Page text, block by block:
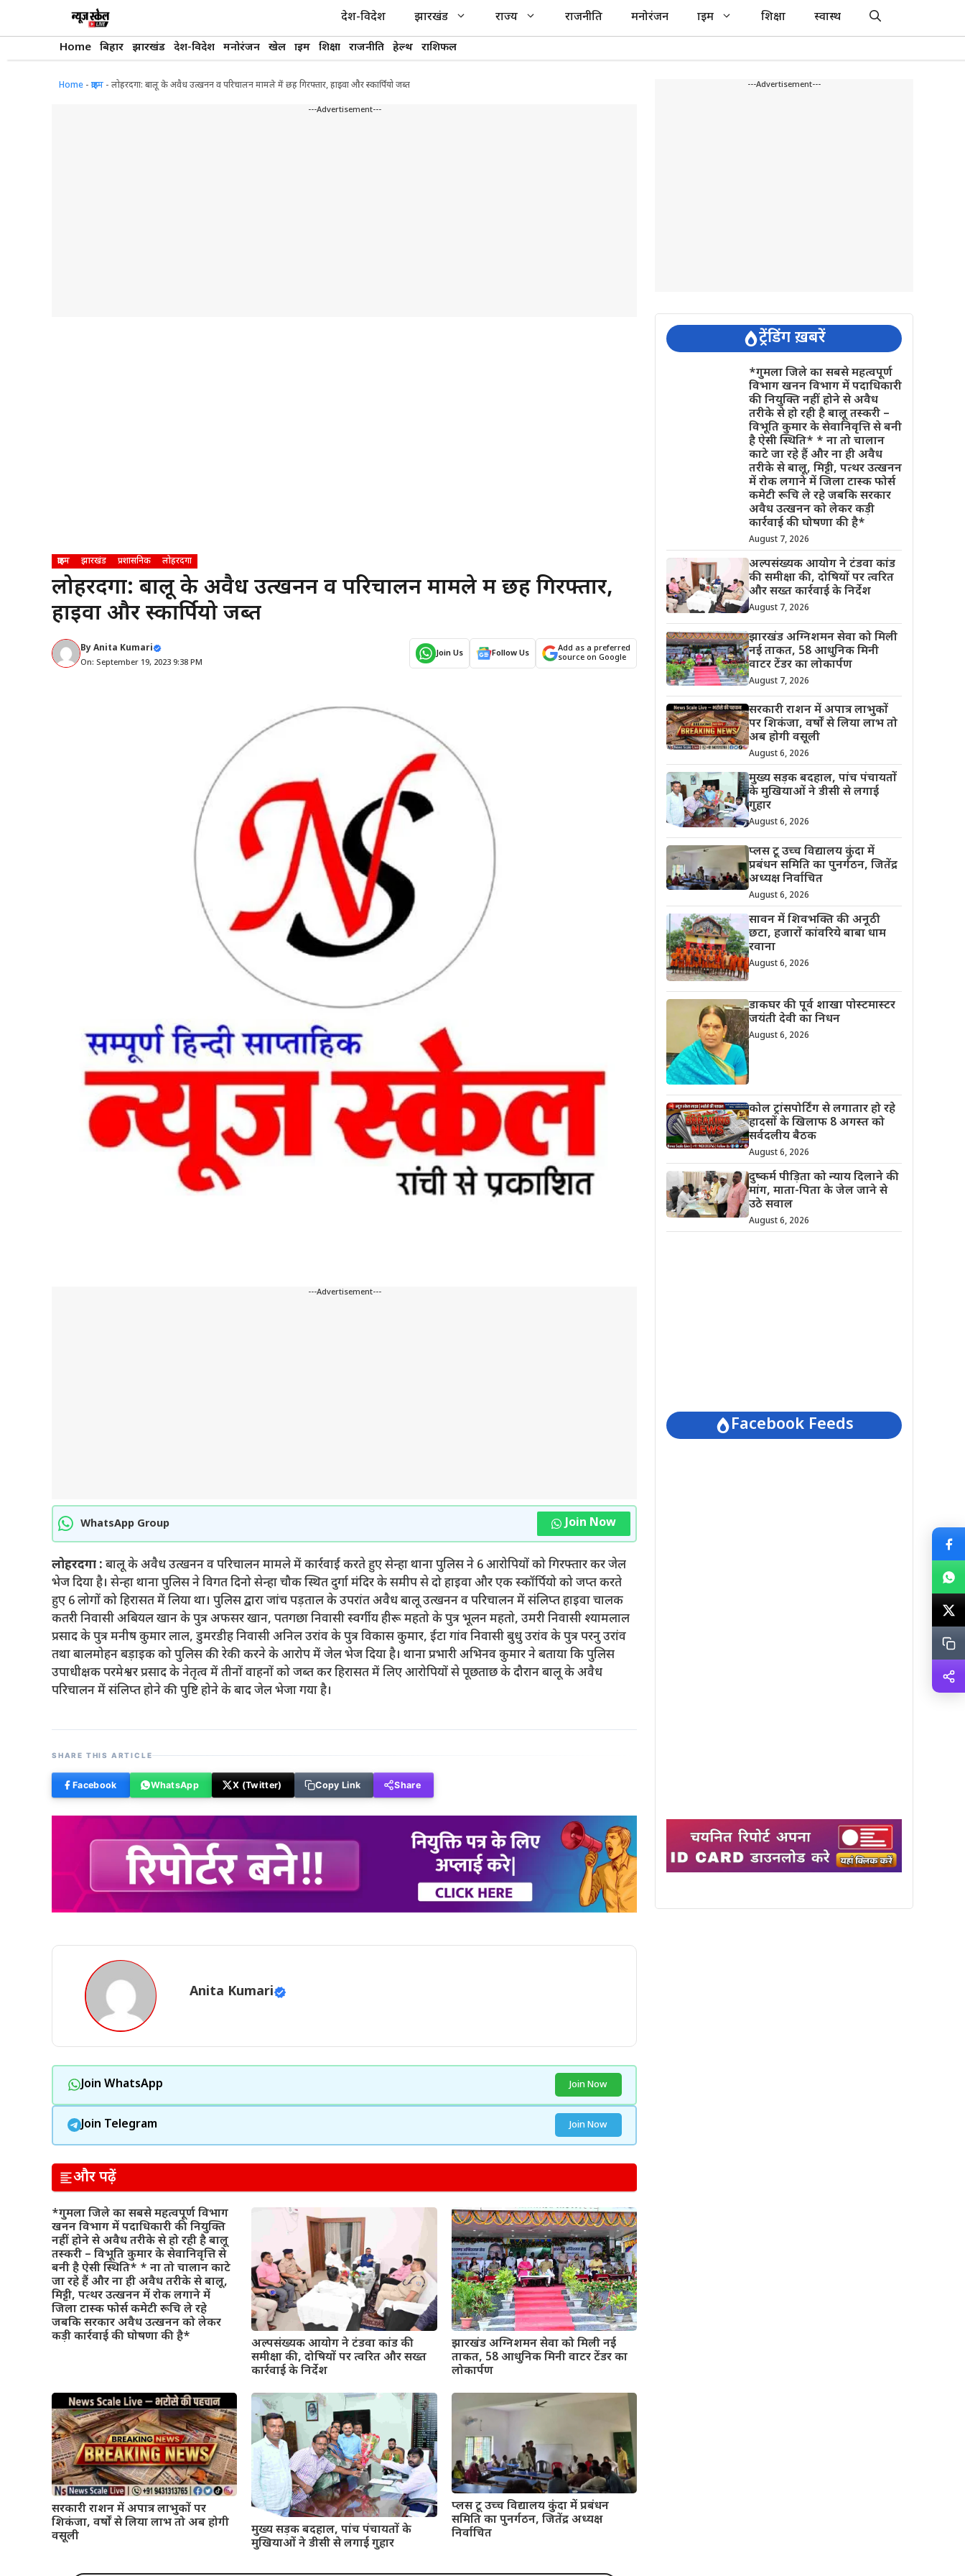
देश-विदेश झारखंड राज्य राजनीति मनोरंजन क्राइम शिक्षा स्वास्थ
Home बिहार झारखंड देश-विदेश मनोरंजन खेल क्राइम शिक्षा राजनीति हेल्थ राशिफल
Home - क्राइम - लोहरदगा: बालू के अवैध उत्खनन व परिचालन मामले में छह गिरफ्तार, हाइवा और स्कार्पियो जब्त
---Advertisement---
क्राइम झारखंड प्रशासनिक लोहरदगा
लोहरदगा: बालू के अवैध उत्खनन व परिचालन मामले में छह गिरफ्तार,
हाइवा और स्कार्पियो जब्त
ByAnita Kumari
On: September 19, 2023 9:38 PM
Join Us Follow Us
Add as a preferred
source on Google
---Advertisement---
WhatsApp Group Join Now
लोहरदगा : बालू के अवैध उत्खनन व परिचालन मामले में कार्रवाई करते हुए सेन्हा थाना पुलिस ने 6 आरोपियों को गिरफ्तार कर जेल
भेज दिया है। सेन्हा थाना पुलिस ने विगत दिनो सेन्हा चौक स्थित दुर्गा मंदिर के समीप से दो हाइवा और एक स्कॉर्पियो को जप्त करते
हुए 6 लोगों को हिरासत में लिया था। पुलिस द्वारा जांच पड़ताल के उपरांत अवैध बालू उत्खनन व परिचालन में संलिप्त हाइवा चालक
कतरी निवासी अबियल खान के पुत्र अफसर खान, पतगछा निवासी स्वर्गीय हीरू महतो के पुत्र भूलन महतो, उमरी निवासी श्यामलाल
प्रसाद के पुत्र मनीष कुमार लाल, डुमरडीह निवासी अनिल उरांव के पुत्र विकास कुमार, ईटा गांव निवासी बुधु उरांव के पुत्र परनु उरांव
तथा बालमोहन बड़ाइक को पुलिस की रेकी करने के आरोप में जेल भेज दिया है। थाना प्रभारी अभिनव कुमार ने बताया कि पुलिस
उपाधीक्षक परमेश्वर प्रसाद के नेतृत्व में तीनों वाहनों को जब्त कर हिरासत में लिए आरोपियों से पूछताछ के दौरान बालू के अवैध
परिचालन में संलिप्त होने की पुष्टि होने के बाद जेल भेजा गया है।
SHARE THIS ARTICLE
Facebook WhatsApp X (Twitter) Copy Link Share
Anita Kumari
Join WhatsApp Join Now
Join Telegram Join Now
और पढ़ें
*गुमला जिले का सबसे महत्वपूर्ण विभाग
खनन विभाग में पदाधिकारी की नियुक्ति
नहीं होने से अवैध तरीके से हो रही है बालू
तस्करी – विभूति कुमार के सेवानिवृत्ति से
बनी है ऐसी स्थिति* * ना तो चालान काटे
जा रहे हैं और ना ही अवैध तरीके से बालू,
मिट्टी, पत्थर उत्खनन में रोक लगाने में
जिला टास्क फोर्स कमेटी रूचि ले रहे
जबकि सरकार अवैध उत्खनन को लेकर
कड़ी कार्रवाई की घोषणा की है*
अल्पसंख्यक आयोग ने टंडवा कांड की
समीक्षा की, दोषियों पर त्वरित और सख्त
कार्रवाई के निर्देश
झारखंड अग्निशमन सेवा को मिली नई
ताकत, 58 आधुनिक मिनी वाटर टेंडर का
लोकार्पण
सरकारी राशन में अपात्र लाभुकों पर
शिकंजा, वर्षों से लिया लाभ तो अब होगी
वसूली
मुख्य सड़क बदहाल, पांच पंचायतों के
मुखियाओं ने डीसी से लगाई गुहार
प्लस टू उच्च विद्यालय कुंदा में प्रबंधन
समिति का पुनर्गठन, जितेंद्र अध्यक्ष
निर्वाचित
---Advertisement---
ट्रेंडिंग ख़बरें
*गुमला जिले का सबसे महत्वपूर्ण
विभाग खनन विभाग में पदाधिकारी
की नियुक्ति नहीं होने से अवैध
तरीके से हो रही है बालू तस्करी –
विभूति कुमार के सेवानिवृत्ति से बनी
है ऐसी स्थिति* * ना तो चालान
काटे जा रहे हैं और ना ही अवैध
तरीके से बालू, मिट्टी, पत्थर उत्खनन
में रोक लगाने में जिला टास्क फोर्स
कमेटी रूचि ले रहे जबकि सरकार
अवैध उत्खनन को लेकर कड़ी
कार्रवाई की घोषणा की है*
August 7, 2026
अल्पसंख्यक आयोग ने टंडवा कांड
की समीक्षा की, दोषियों पर त्वरित
और सख्त कार्रवाई के निर्देश
August 7, 2026
झारखंड अग्निशमन सेवा को मिली
नई ताकत, 58 आधुनिक मिनी
वाटर टेंडर का लोकार्पण
August 7, 2026
सरकारी राशन में अपात्र लाभुकों
पर शिकंजा, वर्षों से लिया लाभ तो
अब होगी वसूली
August 6, 2026
मुख्य सड़क बदहाल, पांच पंचायतों
के मुखियाओं ने डीसी से लगाई
गुहार
August 6, 2026
प्लस टू उच्च विद्यालय कुंदा में
प्रबंधन समिति का पुनर्गठन, जितेंद्र
अध्यक्ष निर्वाचित
August 6, 2026
सावन में शिवभक्ति की अनूठी
छटा, हजारों कांवरिये बाबा धाम
रवाना
August 6, 2026
डाकघर की पूर्व शाखा पोस्टमास्टर
जयंती देवी का निधन
August 6, 2026
कोल ट्रांसपोर्टिंग से लगातार हो रहे
हादसों के खिलाफ 8 अगस्त को
सर्वदलीय बैठक
August 6, 2026
दुष्कर्म पीड़िता को न्याय दिलाने की
मांग, माता-पिता के जेल जाने से
उठे सवाल
August 6, 2026
Facebook Feeds